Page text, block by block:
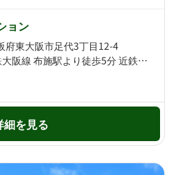
ョン
東大阪市足代3丁目12-4
近鉄奈良線・近鉄大阪線 布施駅より徒歩5分 近鉄大阪線 俊徳道駅より徒歩8分
細を見る